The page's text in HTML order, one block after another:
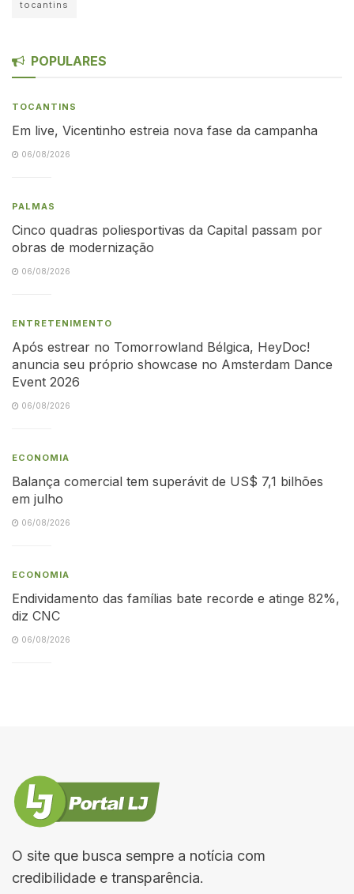
tocantins
POPULARES
TOCANTINS
Em live, Vicentinho estreia nova fase da campanha
06/08/2026
PALMAS
Cinco quadras poliesportivas da Capital passam por
obras de modernização
06/08/2026
ENTRETENIMENTO
Após estrear no Tomorrowland Bélgica, HeyDoc!
anuncia seu próprio showcase no Amsterdam Dance
Event 2026
06/08/2026
ECONOMIA
Balança comercial tem superávit de US$ 7,1 bilhões
em julho
06/08/2026
ECONOMIA
Endividamento das famílias bate recorde e atinge 82%,
diz CNC
06/08/2026
O site que busca sempre a notícia com
credibilidade e transparência.